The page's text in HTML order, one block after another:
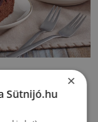
×
Sütnijó.hu